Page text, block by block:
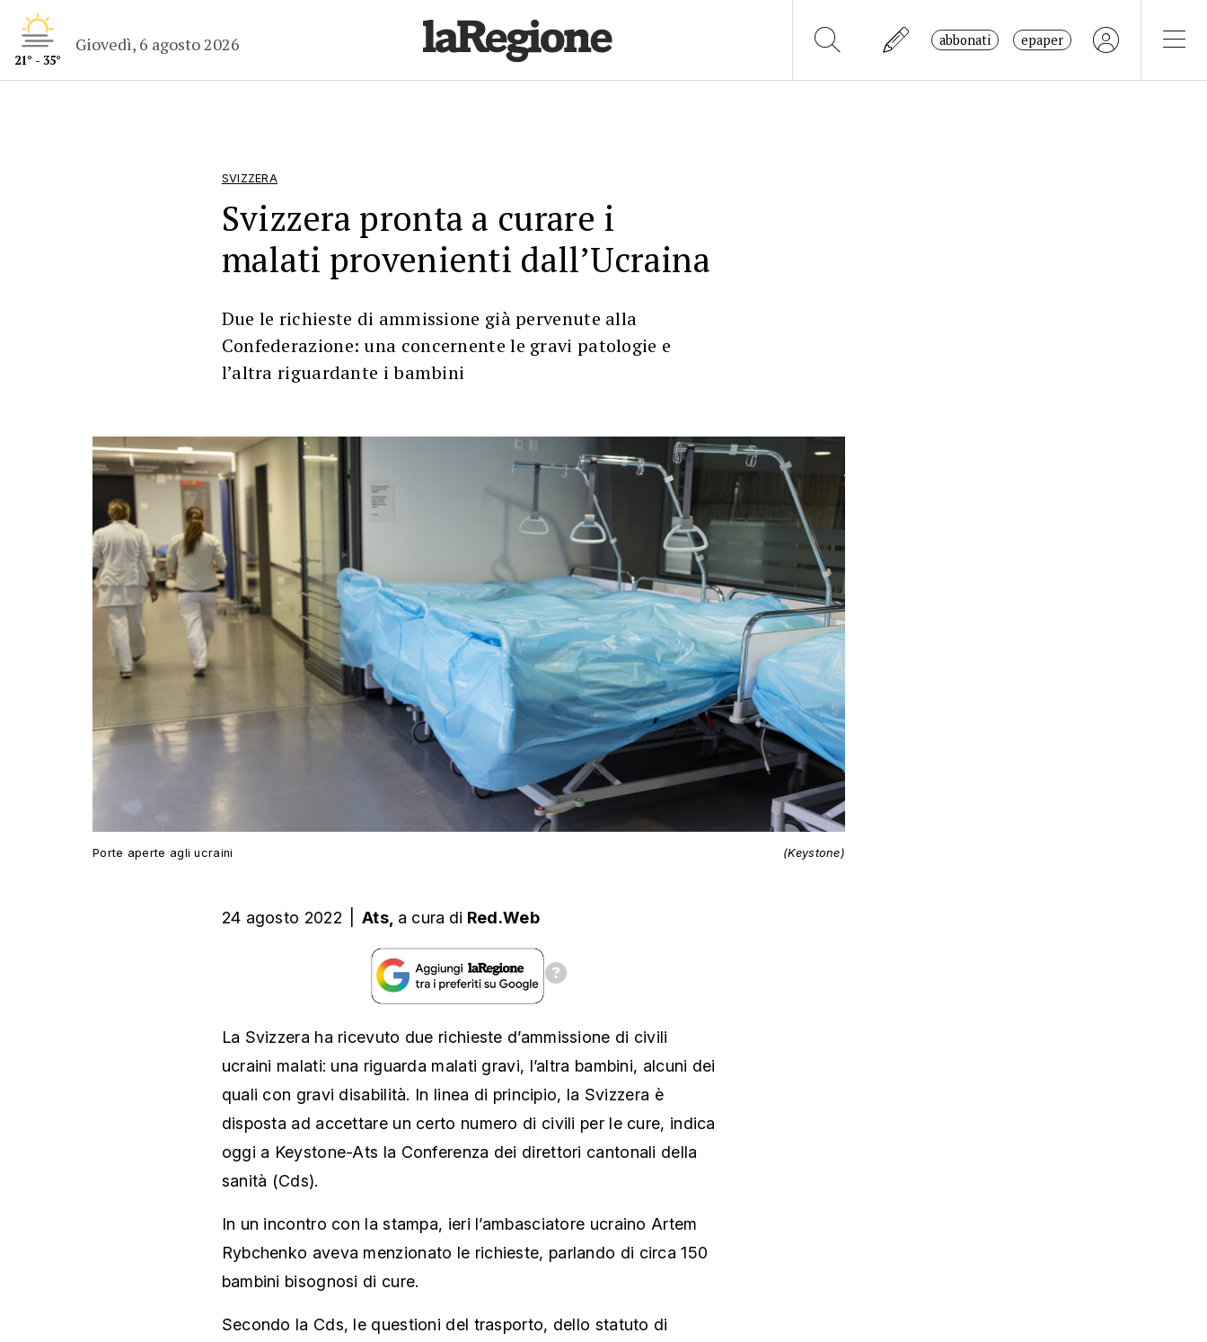
21° - 35°
Giovedì, 6 agosto 2026 abbonati epaper
SVIZZERA
Svizzera pronta a curare i
malati provenienti dall’Ucraina
Due le richieste di ammissione già pervenute alla
Confederazione: una concernente le gravi patologie e
l’altra riguardante i bambini
Porte aperte agli ucraini (Keystone)
24 agosto 2022 Ats, a cura di Red.Web
La Svizzera ha ricevuto due richieste d’ammissione di civili
ucraini malati: una riguarda malati gravi, l’altra bambini, alcuni dei
quali con gravi disabilità. In linea di principio, la Svizzera è
disposta ad accettare un certo numero di civili per le cure, indica
oggi a Keystone-Ats la Conferenza dei direttori cantonali della
sanità (Cds).
In un incontro con la stampa, ieri l’ambasciatore ucraino Artem
Rybchenko aveva menzionato le richieste, parlando di circa 150
bambini bisognosi di cure.
Secondo la Cds, le questioni del trasporto, dello statuto di